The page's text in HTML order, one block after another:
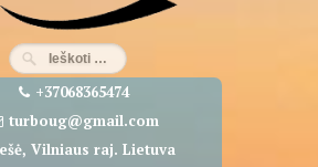
+37068365474
turboug@gmail.com
Vilniaus raj. Lietuva